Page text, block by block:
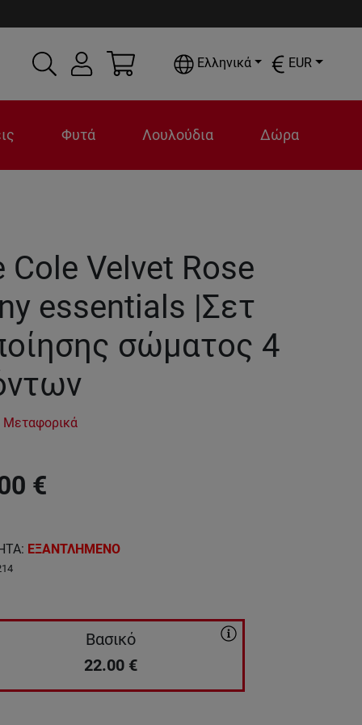
Ελληνικά EUR
Φυτά Λουλούδια Δώρα
Cole Velvet Rose
essentials |Σετ
σώματος 4
€
: ΕΞΑΝΤΛΗΜΕΝΟ
Βασικό
22.00 €